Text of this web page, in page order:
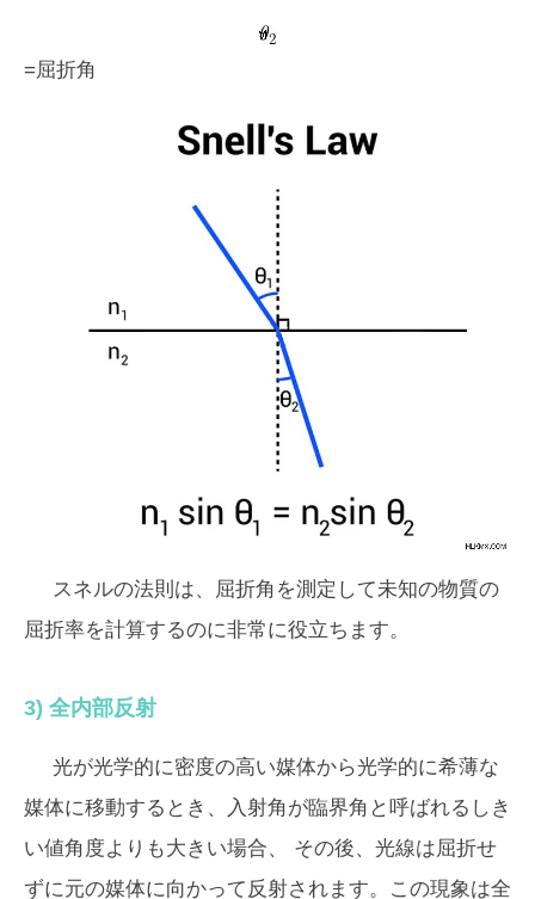
=屈折角
スネルの法則は、屈折角を測定して未知の物質の
屈折率を計算するのに非常に役立ちます。
3) 全内部反射
光が光学的に密度の高い媒体から光学的に希薄な
媒体に移動するとき、入射角が臨界角 と呼ばれるしき
い値角度よりも大きい場合、 その後、光線は屈折せ
ずに元の媒体に向かって反射されます。この現象は全